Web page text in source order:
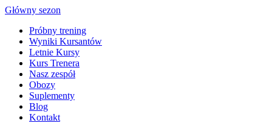
Skip
content
Główny sezon
Próbny trening
Wyniki Kursantów
Letnie Kursy
Kurs Trenera
Nasz zespół
Obozy
Suplementy
Blog
Kontakt